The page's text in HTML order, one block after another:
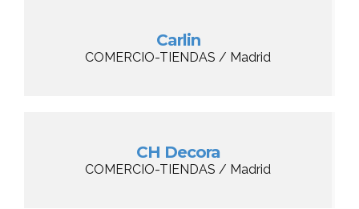
Carlin
COMERCIO-TIENDAS / Madrid
CH Decora
COMERCIO-TIENDAS / Madrid